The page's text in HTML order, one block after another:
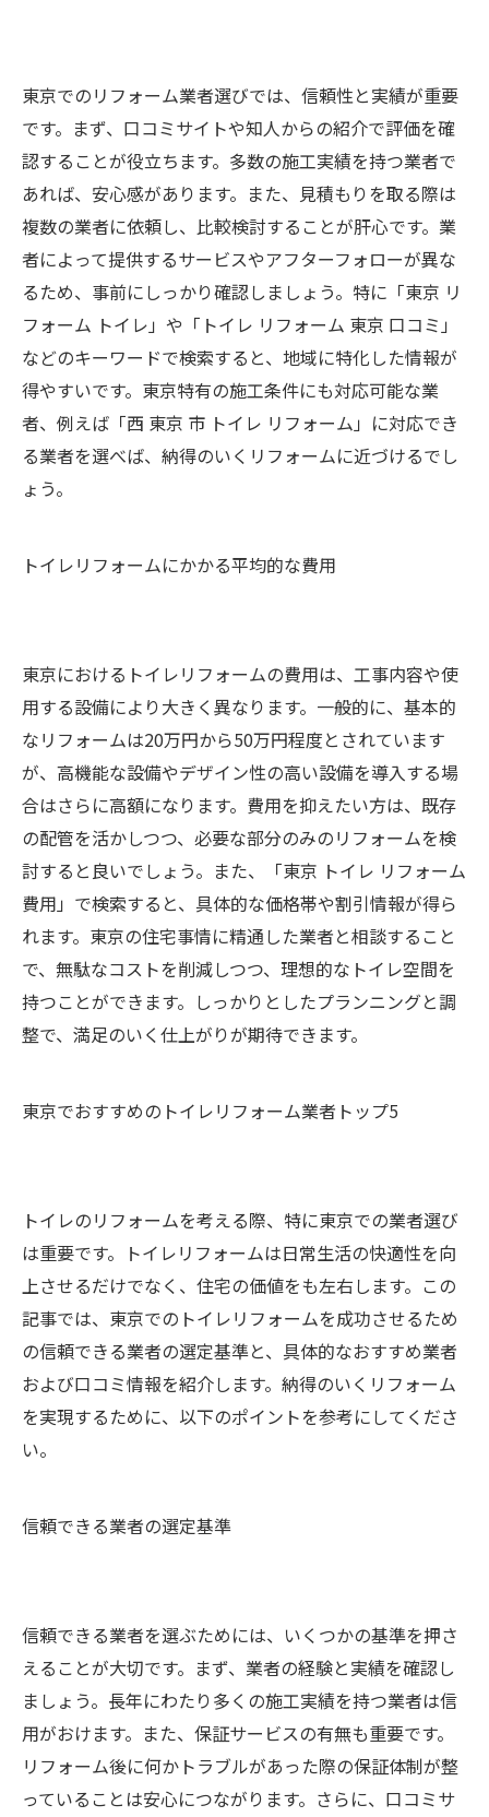
東京でのリフォーム業者選びでは、信頼性と実績が重要
です。まず、口コミサイトや知人からの紹介で評価を確
認することが役立ちます。多数の施工実績を持つ業者で
あれば、安心感があります。また、見積もりを取る際は
複数の業者に依頼し、比較検討することが肝心です。業
者によって提供するサービスやアフターフォローが異な
るため、事前にしっかり確認しましょう。特に「東京 リ
フォーム トイレ」や「トイレ リフォーム 東京 口コミ」
などのキーワードで検索すると、地域に特化した情報が
得やすいです。東京特有の施工条件にも対応可能な業
者、例えば「西 東京 市 トイレ リフォーム」に対応でき
る業者を選べば、納得のいくリフォームに近づけるでし
ょう。
トイレリフォームにかかる平均的な費用
東京におけるトイレリフォームの費用は、工事内容や使
用する設備により大きく異なります。一般的に、基本的
なリフォームは20万円から50万円程度とされています
が、高機能な設備やデザイン性の高い設備を導入する場
合はさらに高額になります。費用を抑えたい方は、既存
の配管を活かしつつ、必要な部分のみのリフォームを検
討すると良いでしょう。また、「東京 トイレ リフォーム
費用」で検索すると、具体的な価格帯や割引情報が得ら
れます。東京の住宅事情に精通した業者と相談すること
で、無駄なコストを削減しつつ、理想的なトイレ空間を
持つことができます。しっかりとしたプランニングと調
整で、満足のいく仕上がりが期待できます。
東京でおすすめのトイレリフォーム業者トップ5
トイレのリフォームを考える際、特に東京での業者選び
は重要です。トイレリフォームは日常生活の快適性を向
上させるだけでなく、住宅の価値をも左右します。この
記事では、東京でのトイレリフォームを成功させるため
の信頼できる業者の選定基準と、具体的なおすすめ業者
および口コミ情報を紹介します。納得のいくリフォーム
を実現するために、以下のポイントを参考にしてくださ
い。
信頼できる業者の選定基準
信頼できる業者を選ぶためには、いくつかの基準を押さ
えることが大切です。まず、業者の経験と実績を確認し
ましょう。長年にわたり多くの施工実績を持つ業者は信
用がおけます。また、保証サービスの有無も重要です。
リフォーム後に何かトラブルがあった際の保証体制が整
っていることは安心につながります。さらに、口コミサ